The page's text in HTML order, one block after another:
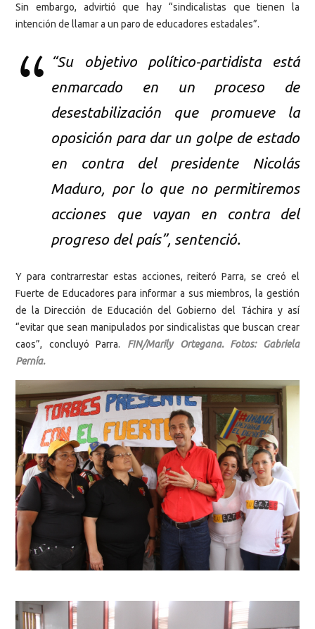
Sin embargo, advirtió que hay “sindicalistas que tienen la
intención de llamar a un paro de educadores estadales”.
“Su objetivo político-partidista está
enmarcado en un proceso de
desestabilización que promueve la
oposición para dar un golpe de estado
en contra del presidente Nicolás
Maduro, por lo que no permitiremos
acciones que vayan en contra del
progreso del país”, sentenció.
Y para contrarrestar estas acciones, reiteró Parra, se creó el
Fuerte de Educadores para informar a sus miembros, la gestión
de la Dirección de Educación del Gobierno del Táchira y así
“evitar que sean manipulados por sindicalistas que buscan crear
caos”, concluyó Parra. FIN/Marily Ortegana. Fotos: Gabriela
Pernía.